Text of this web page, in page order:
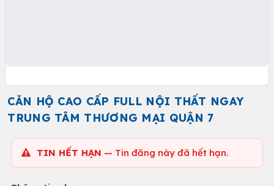
CĂN HỘ CAO CẤP FULL NỘI THẤT NGAY
TRUNG TÂM THƯƠNG MẠI QUẬN 7
TIN HẾT HẠN — Tin đăng này đã hết hạn.